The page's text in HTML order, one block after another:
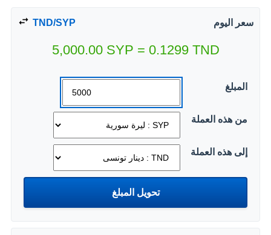
سعر اليوم TND/SYP
5,000.00 SYP = 0.1299 TND
المبلغ
من هذه العملة
إلى هذه العملة